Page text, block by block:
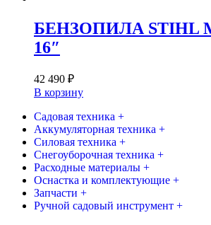
БЕНЗОПИЛА STIHL
16″
42 490 ₽
В корзину
Садовая техника +
Аккумуляторная техника +
Силовая техника +
Снегоуборочная техника +
Расходные материалы +
Оснастка и комплектующие +
Запчасти +
Ручной садовый инструмент +